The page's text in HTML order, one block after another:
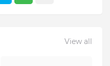
View all